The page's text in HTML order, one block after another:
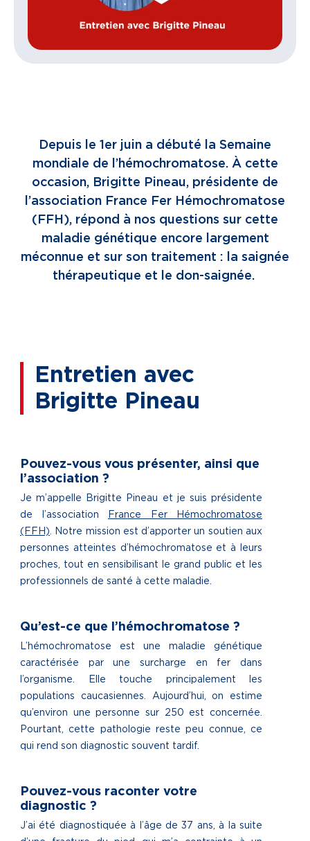
Depuis le 1er juin a débuté la Semaine
mondiale de l’hémochromatose. À cette
occasion, Brigitte Pineau, présidente de
l’association France Fer Hémochromatose
(FFH), répond à nos questions sur cette
maladie génétique encore largement
méconnue et sur son traitement : la saignée
thérapeutique et le don-saignée.
Entretien avec
Brigitte Pineau
Pouvez-vous vous présenter, ainsi que
l’association ?
Je m’appelle Brigitte Pineau et je suis présidente
de l’association
France Fer Hémochromatose
(FFH) . Notre mission est d’apporter un soutien aux
personnes atteintes d’hémochromatose et à leurs
proches, tout en sensibilisant le grand public et les
professionnels de santé à cette maladie.
Qu’est-ce que l’hémochromatose ?
L’hémochromatose est une maladie génétique
caractérisée par une surcharge en fer dans
l’organisme. Elle touche principalement les
populations caucasiennes. Aujourd’hui, on estime
qu’environ une personne sur 250 est concernée.
Pourtant, cette pathologie reste peu connue, ce
qui rend son diagnostic souvent tardif.
Pouvez-vous raconter votre
diagnostic ?
J’ai été diagnostiquée à l’âge de 37 ans, à la suite